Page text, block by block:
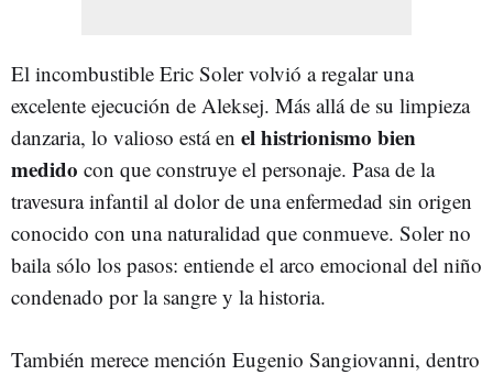
El incombustible Eric Soler volvió a regalar una
excelente ejecución de Aleksej. Más allá de su limpieza
danzaria, lo valioso está en el histrionismo bien
medido con que construye el personaje. Pasa de la
travesura infantil al dolor de una enfermedad sin origen
conocido con una naturalidad que conmueve. Soler no
baila sólo los pasos: entiende el arco emocional del niño
condenado por la sangre y la historia.
También merece mención Eugenio Sangiovanni, dentro